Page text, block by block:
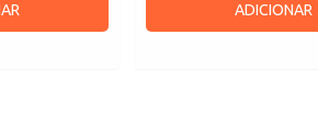
ADICIONAR